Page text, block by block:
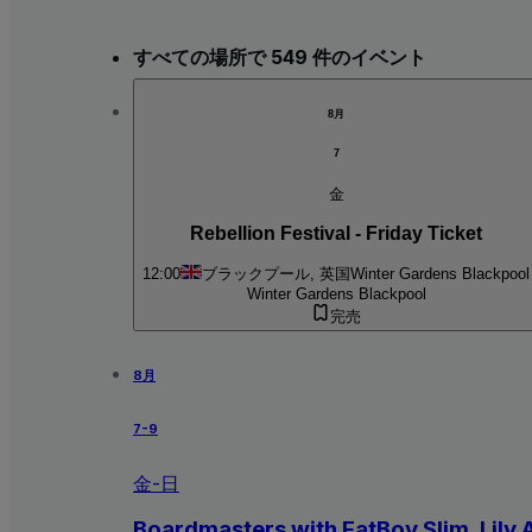
すべての場所で 549 件のイベント
8月
7
金
Rebellion Festival - Friday Ticket
12:00 ブラックプール, 英国Winter Gardens Blackpool
Winter Gardens Blackpool
完売
8月
7-9
金-日